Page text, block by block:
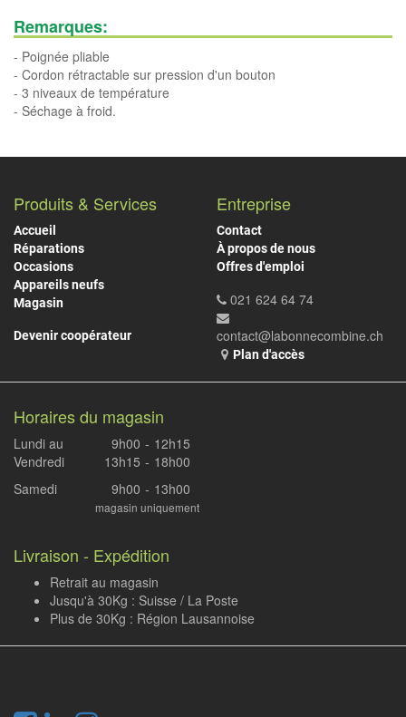
Remarques:
- Poignée pliable
- Cordon rétractable sur pression d'un bouton
- 3 niveaux de température
- Séchage à froid.
Produits & Services
Accueil
Réparations
Occasions
Appareils neufs
Magasin
Devenir coopérateur
Entreprise
Contact
À propos de nous
Offres d'emploi
021 624 64 74
contact@labonnecombine.ch
Plan d'accès
Horaires du magasin
Lundi au
Vendredi
9h00
13h15
-
-
12h15
18h00
Samedi
9h00 - 13h00
magasin uniquement
Livraison - Expédition
Retrait au magasin
Jusqu'à 30Kg : Suisse / La Poste
Plus de 30Kg : Région Lausannoise